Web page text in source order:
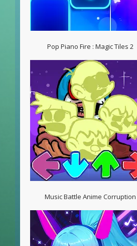
Pop Piano Fire : Magic Tiles 2
Music Battle Anime Corruption